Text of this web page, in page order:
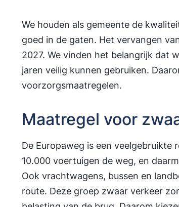
We houden als gemeente de
goed in de gaten. Het vervangen
2027. We vinden het belangrijk dat
jaren veilig kunnen gebruiken.
voorzorgsmaatregelen.
Maatregel voor
De Europaweg is een veelgebruikte
10.000 voertuigen de weg, en
Ook vrachtwagens, bussen en
route. Deze groep zwaar verkeer